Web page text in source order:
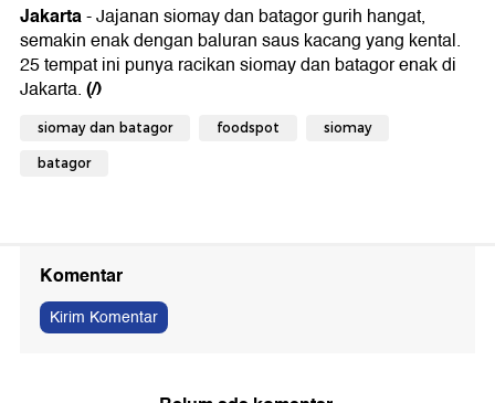
Jakarta- Jajanan siomay dan batagor gurih hangat,
semakin enak dengan baluran saus kacang yang kental.
25 tempat ini punya racikan siomay dan batagor enak di
Jakarta.(/)
siomay dan batagor foodspot siomay
batagor
Komentar
Kirim Komentar